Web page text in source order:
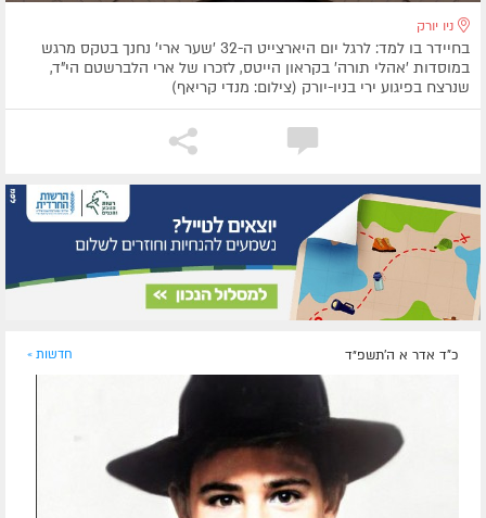
ניו יורק
בחיידר בו למד: לרגל יום היארצייט ה-32 'שער ארי' נחנך בטקס מרגש
במוסדות 'אהלי תורה' בקראון הייטס, לזכרו של ארי הלברשטם הי"ד,
שנרצח בפיגוע ירי בניו-יורק (צילום: מנדי קריאף)
כ"ד אדר א ה׳תשפ״ד חדשות »